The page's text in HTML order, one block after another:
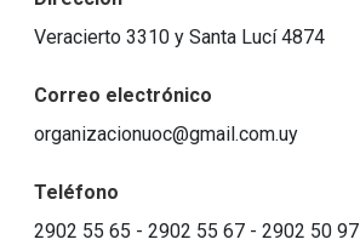
Veracierto 3310 y Santa Lucí 4874
Correo electrónico
organizacionuoc@gmail.com.uy
Teléfono
2902 55 65 - 2902 55 67 - 2902 50 97